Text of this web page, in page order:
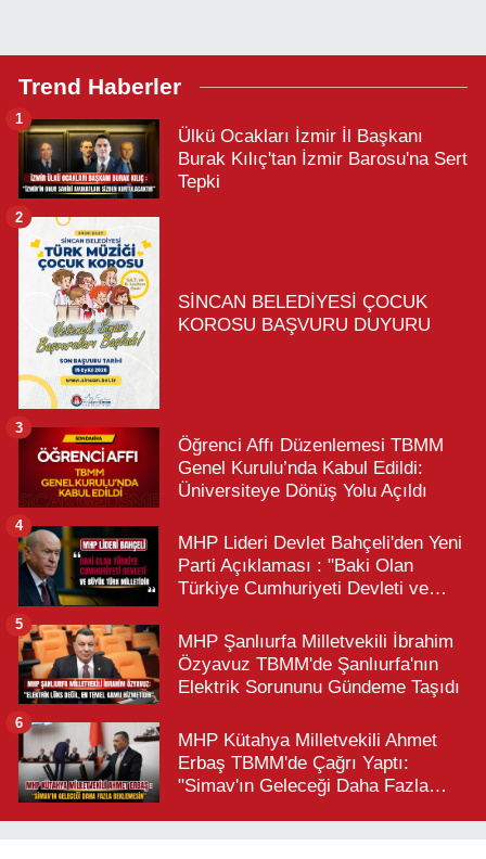
Trend Haberler
Ülkü Ocakları İzmir İl Başkanı
Burak Kılıç'tan İzmir Barosu'na Sert
Tepki
1
SİNCAN BELEDİYESİ ÇOCUK
KOROSU BAŞVURU DUYURU
2
Öğrenci Affı Düzenlemesi TBMM
Genel Kurulu’nda Kabul Edildi:
Üniversiteye Dönüş Yolu Açıldı
3
MHP Lideri Devlet Bahçeli'den Yeni
Parti Açıklaması : "Baki Olan
Türkiye Cumhuriyeti Devleti ve
4
MHP Şanlıurfa Milletvekili İbrahim
Özyavuz TBMM'de Şanlıurfa'nın
Elektrik Sorununu Gündeme Taşıdı
5
MHP Kütahya Milletvekili Ahmet
Erbaş TBMM'de Çağrı Yaptı:
"Simav'ın Geleceği Daha Fazla
6